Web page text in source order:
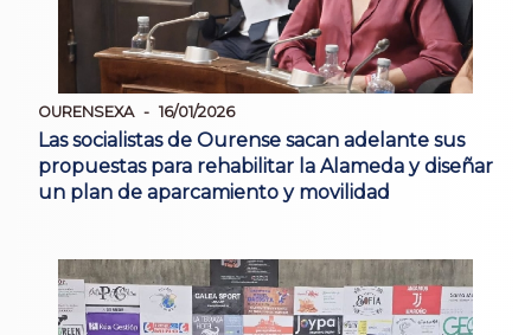
OURENSEXA 16/01/2026
Las socialistas de Ourense sacan adelante sus
propuestas para rehabilitar la Alameda y diseñar
un plan de aparcamiento y movilidad